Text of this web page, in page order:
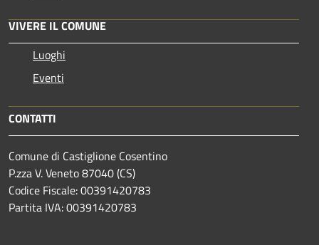
VIVERE IL COMUNE
Luoghi
Eventi
CONTATTI
Comune di Castiglione Cosentino
P.zza V. Veneto 87040 (CS)
Codice Fiscale: 00391420783
Partita IVA: 00391420783